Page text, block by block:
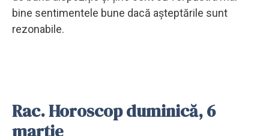
bine sentimentele bune dacă așteptările sunt
rezonabile.
Rac. Horoscop duminică, 6
martie